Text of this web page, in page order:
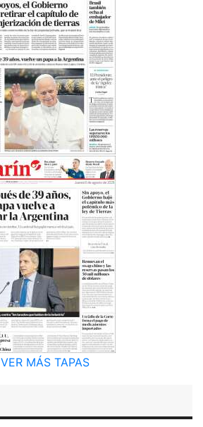
VER MÁS TAPAS